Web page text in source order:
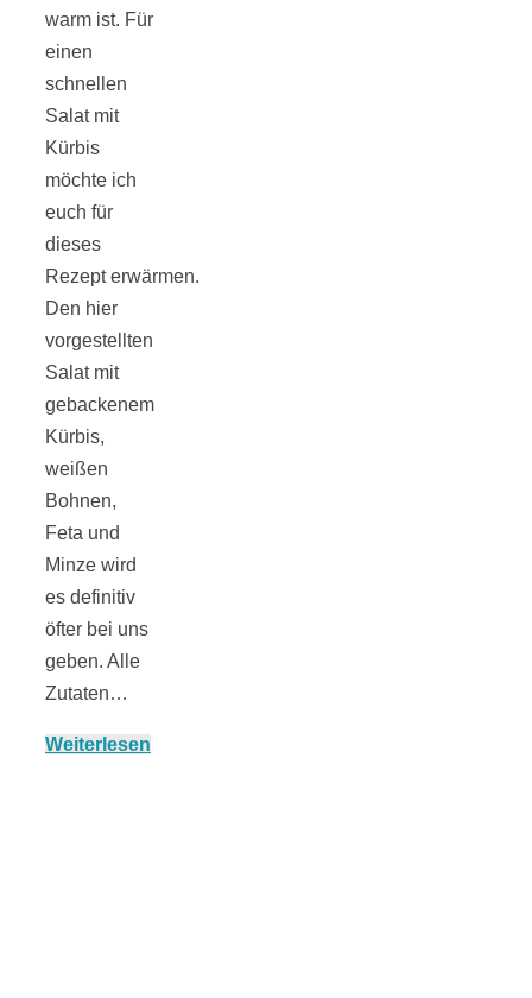
warm ist. Für
einen
schnellen
Salat mit
Kürbis
möchte ich
euch für
dieses
Rezept erwärmen.
Den hier
vorgestellten
Salat mit
gebackenem
Kürbis,
weißen
Bohnen,
Feta und
Minze wird
es definitiv
öfter bei uns
geben. Alle
Zutaten…
Weiterlesen